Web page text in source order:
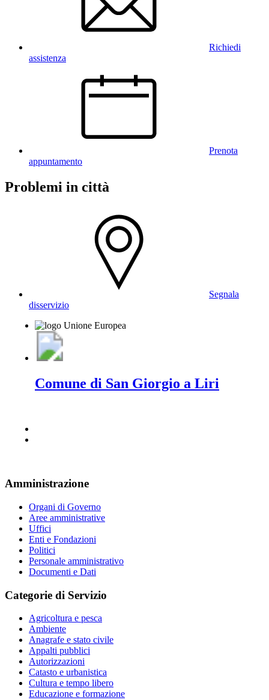
Richiedi
assistenza
Prenota
appuntamento
Problemi in città
Segnala
disservizio
Comune di San Giorgio a Liri
Amministrazione
Organi di Governo
Aree amministrative
Uffici
Enti e Fondazioni
Politici
Personale amministrativo
Documenti e Dati
Categorie di Servizio
Agricoltura e pesca
Ambiente
Anagrafe e stato civile
Appalti pubblici
Autorizzazioni
Catasto e urbanistica
Cultura e tempo libero
Educazione e formazione